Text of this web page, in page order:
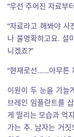
“우선 주어진 자료부
“자료라고 해봐야
나 불명확하고요. 설
니겠죠?”
“현재로선……아무튼
이원이 두 눈을 가늘
브레인 임플란트를
게 떨리는 모습과 억
가는 추. 남자는 거